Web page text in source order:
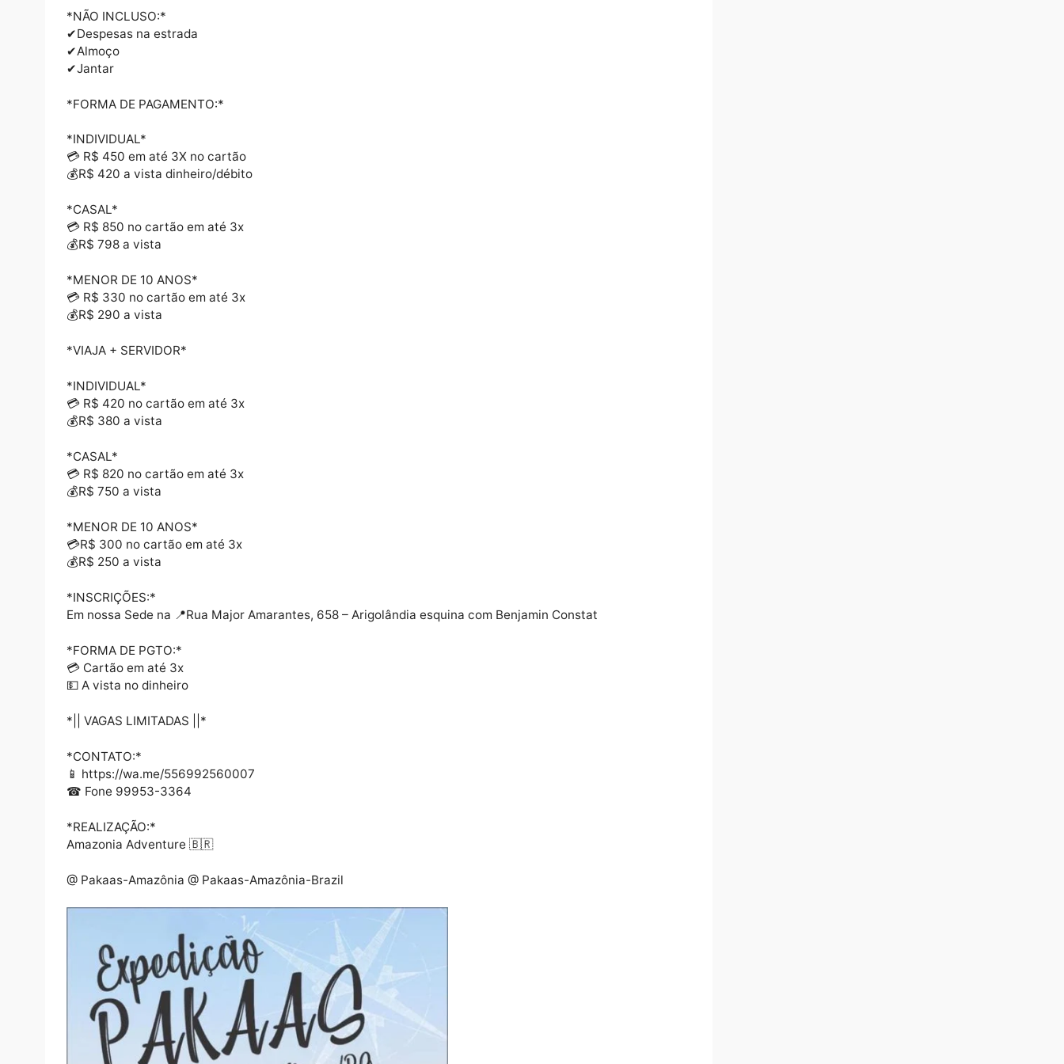
16h00 – Retorno para Porto Velho
20h30 – Chegada em Porto Velho
21h00 – Fim dos Serviços
*INCLUSO NO PACOTE:*
✔Seguro Viagem/Acidente
✔Hospedagem no Hotel Pakaas em Chalé Casal/Duplo/Triplo*
✔Travessia para Bolivia
*NÃO INCLUSO:*
✔Despesas na estrada
✔Almoço
✔Jantar
*FORMA DE PAGAMENTO:*
*INDIVIDUAL*
💰R$ 420 a vista dinheiro/débito
*CASAL*
💳 R$ 850 no cartão em até 3x
💰R$ 798 a vista
💳 R$ 330 no cartão em até 3x
💰R$ 290 a vista
*VIAJA + SERVIDOR*
💳 R$ 420 no cartão em até 3x
💰R$ 380 a vista
💳 R$ 820 no cartão em até 3x
*MENOR DE 10 ANOS*
💳R$ 300 no cartão em até 3x
💰R$ 250 a vista
Em nossa Sede na 📍Rua Major Amarantes, 658 – Arigolândia esquina com Benjamin Constat
💳 Cartão em até 3x
💵 A vista no dinheiro
*|| VAGAS LIMITADAS ||*
*CONTATO:*
📱 https://wa.me/556992560007